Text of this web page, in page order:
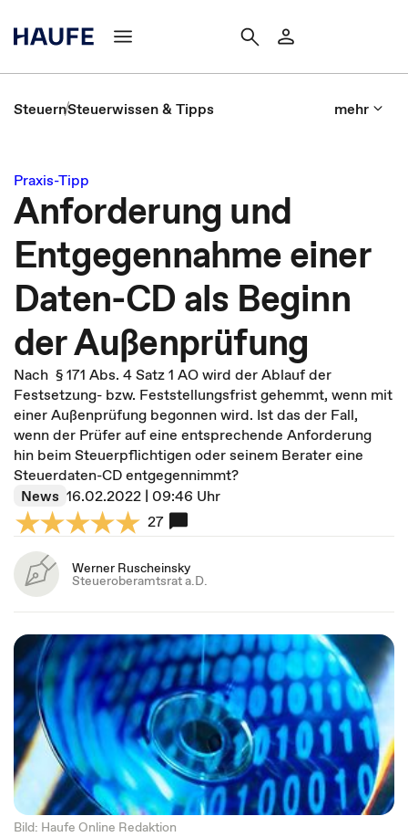
SteuernSteuerwissen & Tipps mehr
Praxis-Tipp
Anforderung und
Entgegennahme einer
Daten-CD als Beginn
der Außenprüfung
Nach § 171 Abs. 4 Satz 1 AO wird der Ablauf der
Festsetzung- bzw. Feststellungsfrist gehemmt, wenn mit
einer Außenprüfung begonnen wird. Ist das der Fall,
wenn der Prüfer auf eine entsprechende Anforderung
hin beim Steuerpflichtigen oder seinem Berater eine
Steuerdaten-CD entgegennimmt?
News 16.02.2022 | 09:46 Uhr
27
Werner Ruscheinsky
Steueroberamtsrat a.D.
Bild: Haufe Online Redaktion